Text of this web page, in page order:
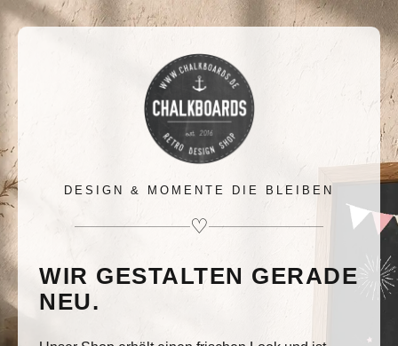
DESIGN & MOMENTE DIE BLEIBEN
♡
WIR GESTALTEN GERADE
NEU.